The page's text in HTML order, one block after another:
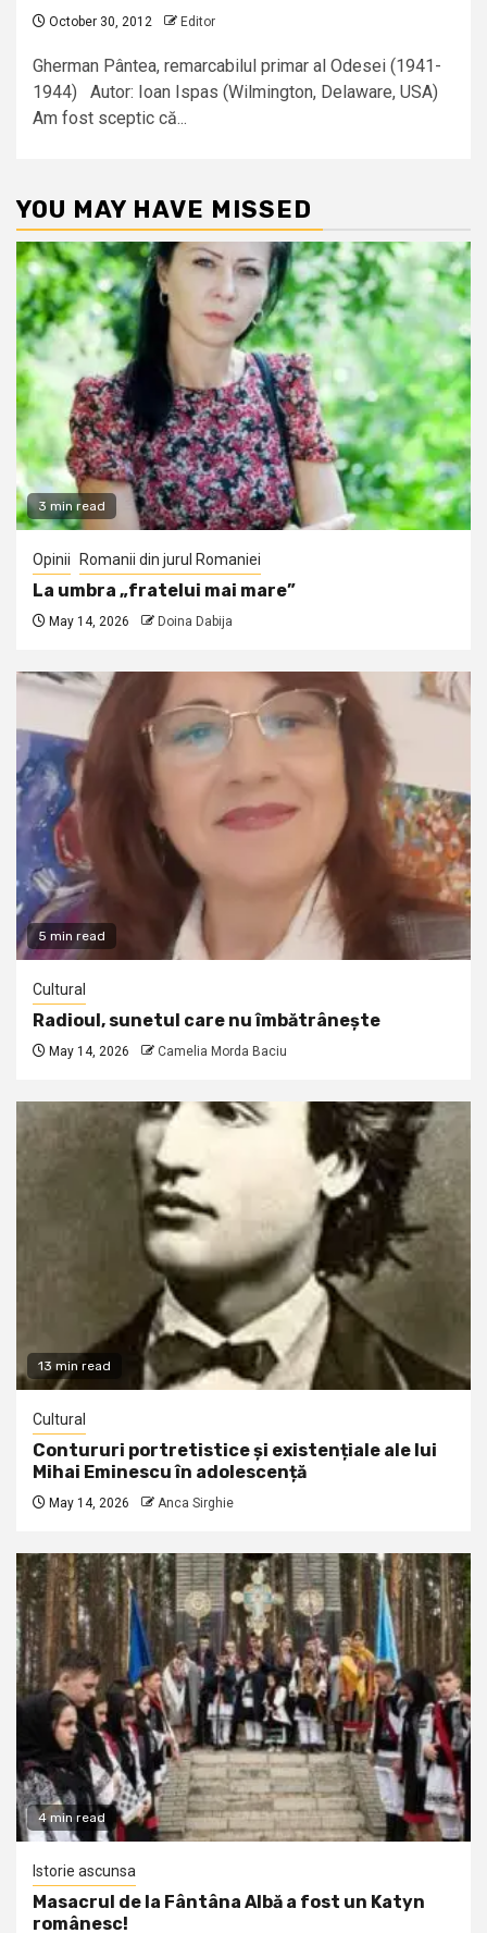
October 30, 2012 Editor
Gherman Pântea, remarcabilul primar al Odesei (1941-
1944) Autor: Ioan Ispas (Wilmington, Delaware, USA)
Am fost sceptic că...
YOU MAY HAVE MISSED
3 min read
Opinii Romanii din jurul Romaniei
La umbra „fratelui mai mare”
May 14, 2026 Doina Dabija
5 min read
Cultural
Radioul, sunetul care nu îmbătrânește
May 14, 2026 Camelia Morda Baciu
13 min read
Cultural
Contururi portretistice și existențiale ale lui
Mihai Eminescu în adolescență
May 14, 2026 Anca Sirghie
4 min read
Istorie ascunsa
Masacrul de la Fântâna Albă a fost un Katyn
românesc!